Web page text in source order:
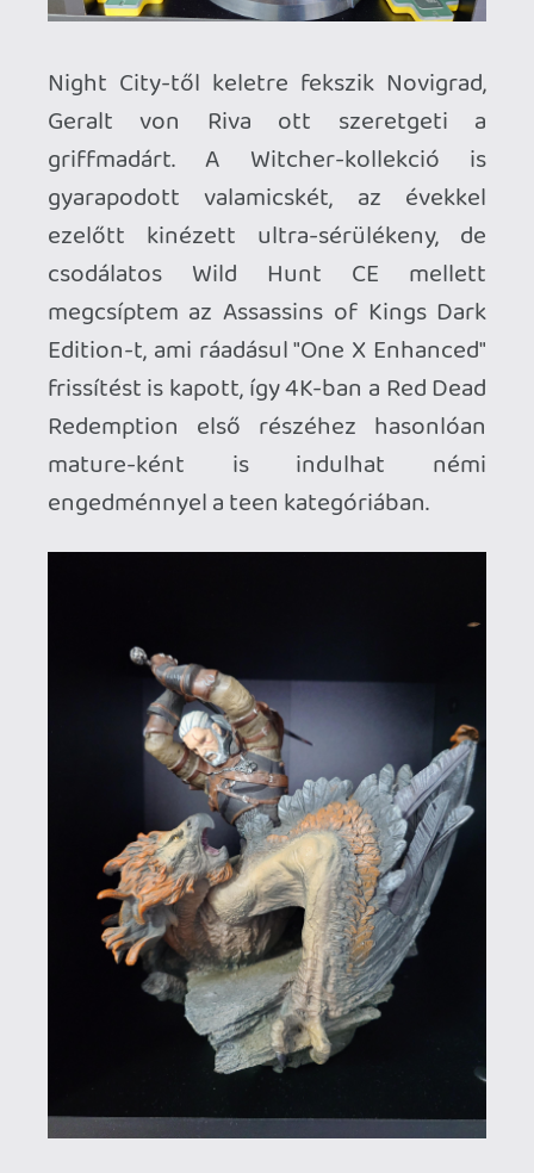
A Spider-Man 2-paradoxont némi
töprengés után szerencsére sikerült
feloldani azzal, hogy tulajdonképpen
Venom figuráról van szó, Peter és Miles
csak díszítő elemek, így maradhat az első